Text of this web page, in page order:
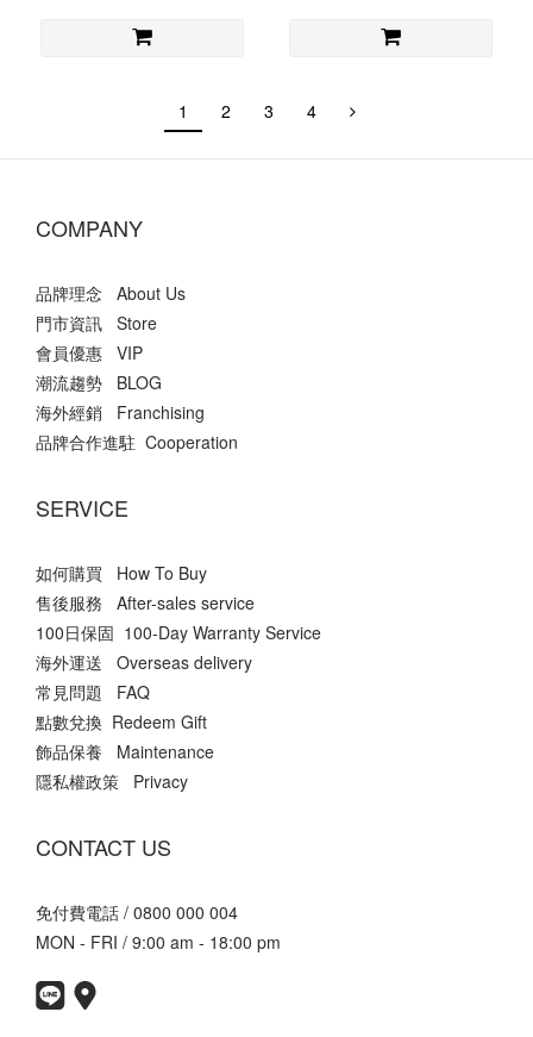
1 2 3 4
COMPANY
品牌理念 About Us
門市資訊 Store
會員優惠 VIP
潮流趨勢 BLOG
海外經銷 Franchising
品牌合作進駐 Cooperation
SERVICE
如何購買 How To Buy
售後服務 After-sales service
100日保固 100-Day Warranty Service
海外運送 Overseas delivery
常見問題 FAQ
點數兌換 Redeem Gift
飾品保養 Maintenance
隱私權政策 Privacy
CONTACT US
免付費電話 / 0800 000 004
MON - FRI / 9:00 am - 18:00 pm